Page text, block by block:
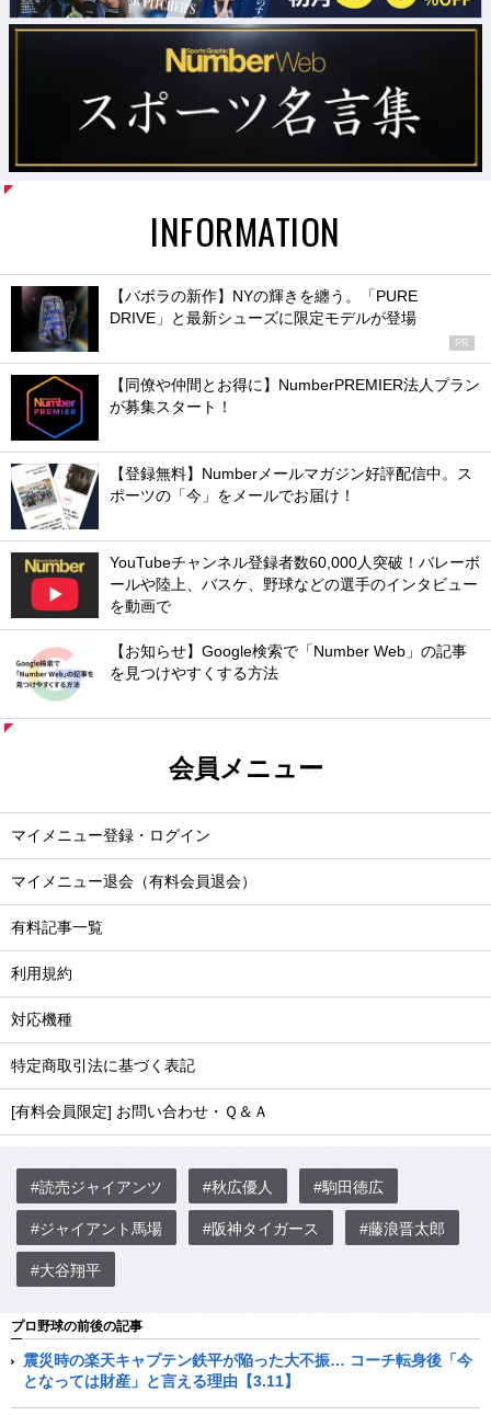
INFORMATION
【バボラの新作】NYの輝きを纏う。「PURE
DRIVE」と最新シューズに限定モデルが登場
PR
【同僚や仲間とお得に】NumberPREMIER法人プラン
が募集スタート！
【登録無料】Numberメールマガジン好評配信中。ス
ポーツの「今」をメールでお届け！
YouTubeチャンネル登録者数60,000人突破！バレーボ
ールや陸上、バスケ、野球などの選手のインタビュー
を動画で
【お知らせ】Google検索で「Number Web」の記事
を見つけやすくする方法
会員メニュー
マイメニュー登録・ログイン
マイメニュー退会（有料会員退会）
有料記事一覧
利用規約
対応機種
特定商取引法に基づく表記
[有料会員限定] お問い合わせ・Ｑ＆Ａ
#読売ジャイアンツ #秋広優人 #駒田徳広
#ジャイアント馬場 #阪神タイガース #藤浪晋太郎
#大谷翔平
プロ野球の前後の記事
震災時の楽天キャプテン鉄平が陥った大不振… コーチ転身後「今
となっては財産」と言える理由【3.11】